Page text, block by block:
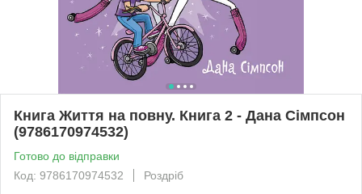
Книга Життя на повну. Книга 2 - Дана Сімпсон
(9786170974532)
Готово до відправки
Код: 9786170974532
Роздріб